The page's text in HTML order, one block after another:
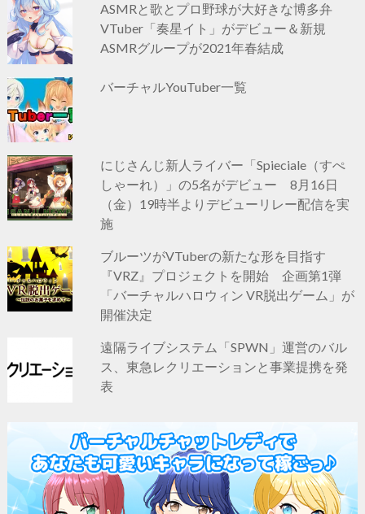
ASMRと歌とプロ野球が大好きな博多弁
VTuber「奏星イト」がデビュー＆新規
ASMRグループが2021年春結成
バーチャルYouTuber一覧
にじさんじ新人ライバー「Spieciale（すぺ
しゃーれ）」の5名がデビュー 8月16日
（金）19時半よりデビューリレー配信を実
施
ブルーツがVTuberの新たな形を目指す
『VRZ』プロジェクトを開始 企画第1弾
「バーチャルハロウィン VR脱出ゲーム」が
開催決定
遠隔ライブシステム「SPWN」運営のバル
ス、東急レクリエーションと事業提携を発
表